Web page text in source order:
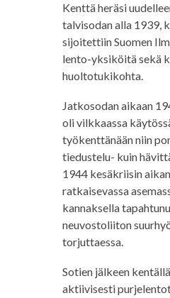
Kenttä heräsi
talvisodan alla 1939,
sijoitettiin Suomen
lento-yksiköitä sekä
huoltotukikohta.
Jatkosodan aikaan
oli vilkkaassa
työkenttänään niin
tiedustelu- kuin
1944 kesäkriisin
ratkaisevassa
kannaksella
neuvostoliiton
torjuttaessa.
Sotien jälkeen
aktiivisesti